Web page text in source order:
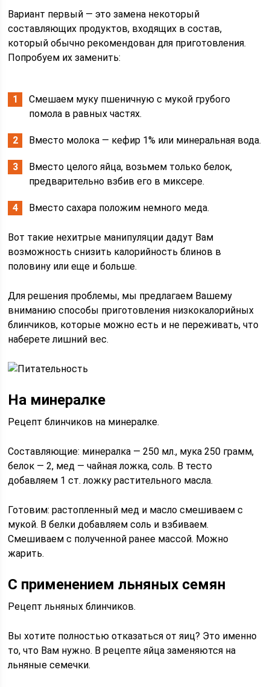
Вариант первый — это замена некоторый
составляющих продуктов, входящих в состав,
который обычно рекомендован для приготовления.
Попробуем их заменить:
Смешаем муку пшеничную с мукой грубого
помола в равных частях.
Вместо молока — кефир 1% или минеральная вода.
Вместо целого яйца, возьмем только белок,
предварительно взбив его в миксере.
Вместо сахара положим немного меда.
Вот такие нехитрые манипуляции дадут Вам
возможность снизить калорийность блинов в
половину или еще и больше.
Для решения проблемы, мы предлагаем Вашему
вниманию способы приготовления низкокалорийных
блинчиков, которые можно есть и не переживать, что
наберете лишний вес.
На минералке
Рецепт блинчиков на минералке.
Составляющие: минералка — 250 мл., мука 250 грамм,
белок — 2, мед — чайная ложка, соль. В тесто
добавляем 1 ст. ложку растительного масла.
Готовим: растопленный мед и масло смешиваем с
мукой. В белки добавляем соль и взбиваем.
Смешиваем с полученной ранее массой. Можно
жарить.
C применением льняных семян
Рецепт льняных блинчиков.
Вы хотите полностью отказаться от яиц? Это именно
то, что Вам нужно. В рецепте яйца заменяются на
льняные семечки.